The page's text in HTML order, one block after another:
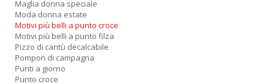
Maglia donna speciale
Moda donna estate
Motivi più belli a punto croce
Motivi più belli a punto filza
Pizzo di cantù decalcabile
Pompon di campagna
Punti a giorno
Punto croce